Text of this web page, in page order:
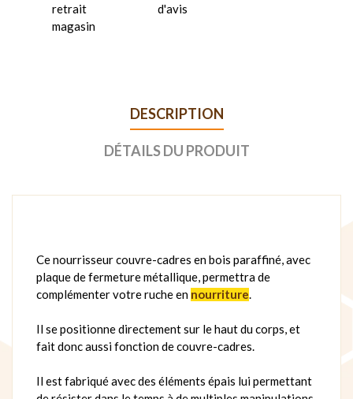
retrait
magasin
d'avis
DESCRIPTION
DÉTAILS DU PRODUIT
Ce nourrisseur couvre-cadres en bois paraffiné, avec
plaque de fermeture métallique, permettra de
complémenter votre ruche en nourriture.
Il se positionne directement sur le haut du corps, et
fait donc aussi fonction de couvre-cadres.
Il est fabriqué avec des éléments épais lui permettant